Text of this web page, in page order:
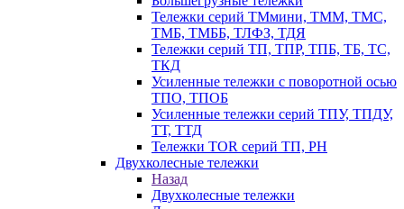
Тележки серий ТМмини, ТММ, ТМС,
ТМБ, ТМББ, ТЛФЗ, ТДЯ
Тележки серий ТП, ТПР, ТПБ, ТБ, ТС,
ТКД
Усиленные тележки с поворотной осью
ТПО, ТПОБ
Усиленные тележки серий ТПУ, ТПДУ,
ТТ, ТТД
Тележки TOR серий ТП, PH
Двухколесные тележки
Назад
Двухколесные тележки